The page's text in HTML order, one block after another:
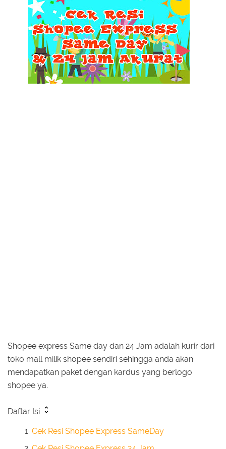
Shopee express Same day dan 24 Jam adalah kurir dari
toko mall milik shopee sendiri sehingga anda akan
mendapatkan paket dengan kardus yang berlogo
shopee ya.
Daftar Isi
Cek Resi Shopee Express SameDay